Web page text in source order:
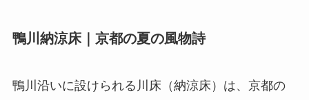
鴨川納涼床｜京都の夏の風物詩
鴨川沿いに設けられる川床（納涼床）は、京都の